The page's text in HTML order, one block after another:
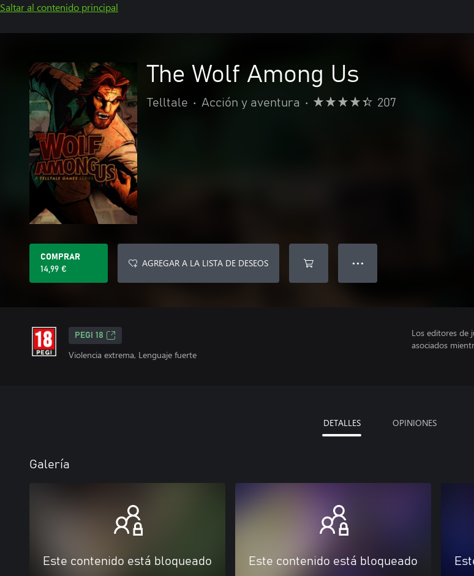
Saltar al contenido principal
The Wolf Among Us
Telltale • Acción y aventura • 207
COMPRAR
14,99 €
AGREGAR A LA LISTA DE DESEOS ● ● ●
PEGI 18
Violencia extrema, Lenguaje fuerte
Los editores de
asociados
DETALLES OPINIONES
Galería
Este contenido está bloqueado Este contenido está bloqueado